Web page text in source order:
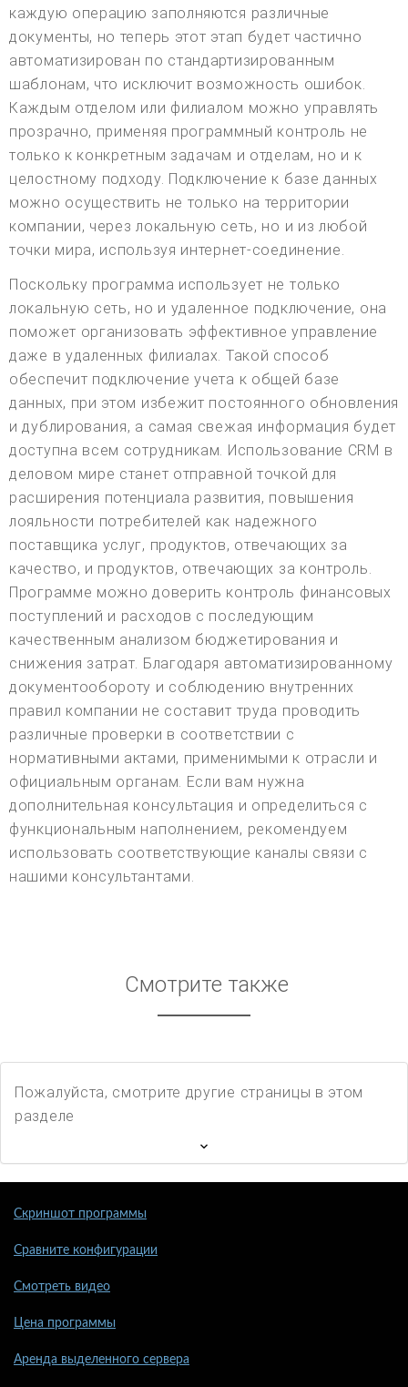
каждую операцию заполняются различные
документы, но теперь этот этап будет частично
автоматизирован по стандартизированным
шаблонам, что исключит возможность ошибок.
Каждым отделом или филиалом можно управлять
прозрачно, применяя программный контроль не
только к конкретным задачам и отделам, но и к
целостному подходу. Подключение к базе данных
можно осуществить не только на территории
компании, через локальную сеть, но и из любой
точки мира, используя интернет-соединение.
Поскольку программа использует не только
локальную сеть, но и удаленное подключение, она
поможет организовать эффективное управление
даже в удаленных филиалах. Такой способ
обеспечит подключение учета к общей базе
данных, при этом избежит постоянного обновления
и дублирования, а самая свежая информация будет
доступна всем сотрудникам. Использование CRM в
деловом мире станет отправной точкой для
расширения потенциала развития, повышения
лояльности потребителей как надежного
поставщика услуг, продуктов, отвечающих за
качество, и продуктов, отвечающих за контроль.
Программе можно доверить контроль финансовых
поступлений и расходов с последующим
качественным анализом бюджетирования и
снижения затрат. Благодаря автоматизированному
документообороту и соблюдению внутренних
правил компании не составит труда проводить
различные проверки в соответствии с
нормативными актами, применимыми к отрасли и
официальным органам. Если вам нужна
дополнительная консультация и определиться с
функциональным наполнением, рекомендуем
использовать соответствующие каналы связи с
нашими консультантами.
Смотрите также
Пожалуйста, смотрите другие страницы в этом
разделе
Скриншот программы
Сравните конфигурации
Смотреть видео
Цена программы
Аренда выделенного сервера